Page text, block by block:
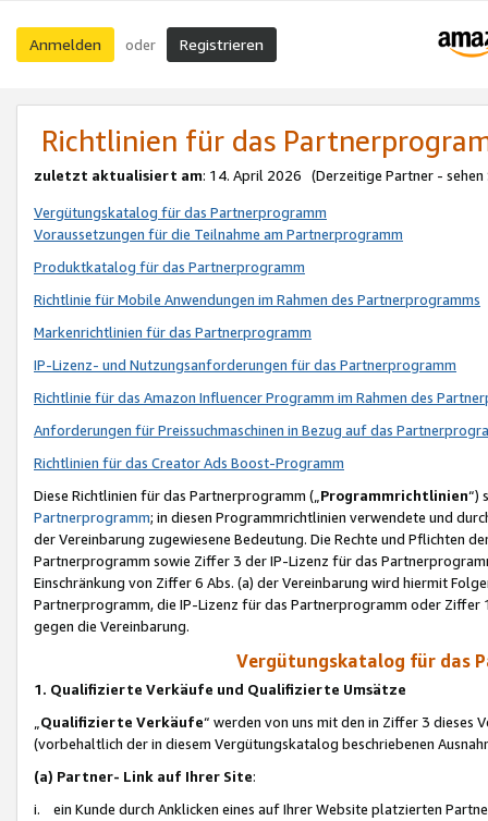
Anmelden oder Registrieren
Richtlinien für das
zuletzt aktualisiert am: 14. April 2026 (Derzeitige Partner - sehen
Vergütungskatalog für das Partnerprogramm
Voraussetzungen für die Teilnahme am Partnerprogramm
Produktkatalog für das Partnerprogramm
Richtlinie für Mobile Anwendungen im Rahmen des Partnerprogramms
Markenrichtlinien für das Partnerprogramm
IP-Lizenz- und Nutzungsanforderungen für das Partnerprogramm
Richtlinie für das Amazon Influencer Programm im Rahmen des
Anforderungen für Preissuchmaschinen in Bezug auf das
Richtlinien für das Creator Ads Boost-Programm
Diese Richtlinien für das Partnerprogramm („Programmrichtlinien“)
Partnerprogramm; in diesen Programmrichtlinien verwendete und
der Vereinbarung zugewiesene Bedeutung. Die Rechte und Pflichten
Partnerprogramm sowie Ziffer 3 der IP-Lizenz für das
Einschränkung von Ziffer 6 Abs. (a) der Vereinbarung wird hiermit
Partnerprogramm, die IP-Lizenz für das Partnerprogramm oder
gegen die Vereinbarung.
Vergütungskatalog für das
1. Qualifizierte Verkäufe und Qualifizierte Umsätze
Qualifizierte Verkäufe“ werden von uns mit den in Ziffer 3
(vorbehaltlich der in diesem Vergütungskatalog beschriebenen
(a) Partner- Link auf Ihrer Site:
i. ein Kunde durch Anklicken eines auf Ihrer Website platzierten